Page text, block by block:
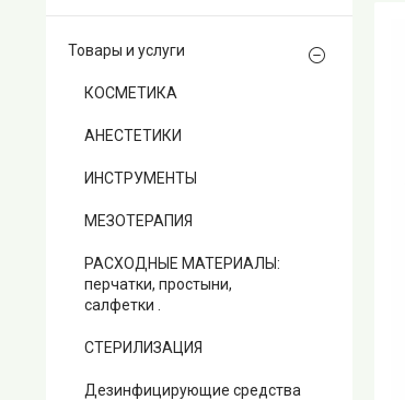
Товары и услуги
КОСМЕТИКА
АНЕСТЕТИКИ
ИНСТРУМЕНТЫ
МЕЗОТЕРАПИЯ
РАСХОДНЫЕ МАТЕРИАЛЫ:
перчатки, простыни,
салфетки .
СТЕРИЛИЗАЦИЯ
Дезинфицирующие средства